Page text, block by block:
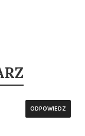
ODPOWIEDZ